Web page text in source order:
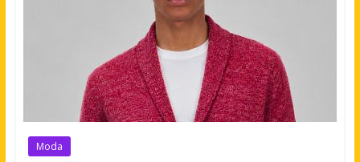
Moda